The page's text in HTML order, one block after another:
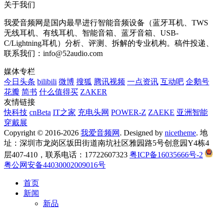
关于我们
我爱音频网是国内最早进行智能音频设备（蓝牙耳机、TWS
无线耳机、有线耳机、智能音箱、蓝牙音箱、USB-
C/Lightning耳机）分析、评测、拆解的专业机构。稿件投递、
联系我们：info@52audio.com
媒体专栏
今日头条 bilibili 微博 搜狐 腾讯视频 一点资讯 互动吧 企鹅号
花瓣 简书 什么值得买 ZAKER
友情链接
快科技 cnBeta IT之家 充电头网 POWER-Z ZAEKE 亚洲智能
穿戴展
Copyright © 2016-2026 我爱音频网 . Designed by nicetheme. 地
址：深圳市龙岗区坂田街道南坑社区雅园路5号创意园Y4栋4
层407-410，联系电话：17722607323 粤ICP备16035666号-2
粤公网安备44030002009016号
首页
新闻
新品